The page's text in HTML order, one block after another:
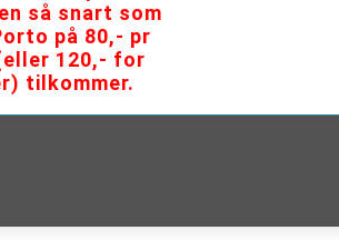
så snart som
på 80,- pr
120,- for
tilkommer.